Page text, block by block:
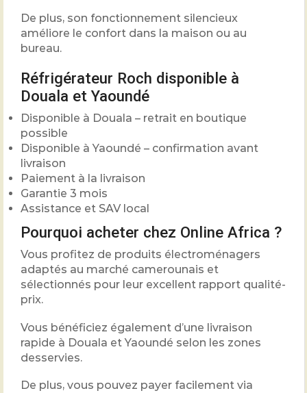
De plus, son fonctionnement silencieux
améliore le confort dans la maison ou au
bureau.
Réfrigérateur Roch disponible à
Douala et Yaoundé
Disponible à Douala – retrait en boutique
possible
Disponible à Yaoundé – confirmation avant
livraison
Paiement à la livraison
Garantie 3 mois
Assistance et SAV local
Pourquoi acheter chez Online Africa ?
Vous profitez de produits électroménagers
adaptés au marché camerounais et
sélectionnés pour leur excellent rapport qualité-
prix.
Vous bénéficiez également d’une livraison
rapide à Douala et Yaoundé selon les zones
desservies.
De plus, vous pouvez payer facilement via